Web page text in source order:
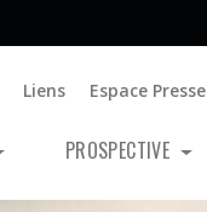
Liens Espace Presse
PROSPECTIVE